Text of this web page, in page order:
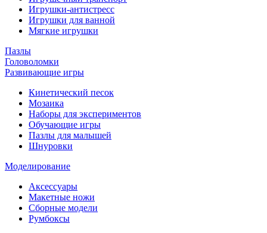
Игрушки-антистресс
Игрушки для ванной
Мягкие игрушки
Пазлы
Головоломки
Развивающие игры
Кинетический песок
Мозаика
Наборы для экспериментов
Обучающие игры
Пазлы для малышей
Шнуровки
Моделирование
Аксессуары
Макетные ножи
Сборные модели
Румбоксы